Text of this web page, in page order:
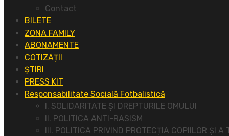
Contact
BILETE
ZONA FAMILY
ABONAMENTE
COTIZAȚII
ȘTIRI
PRESS KIT
Responsabilitate Socială Fotbalistică
I. SOLIDARITATE ȘI DREPTURILE OMULUI
II. POLITICA ANTI-RASISM
III. POLITICA PRIVIND PROTECȚIA COPIILOR ȘI A